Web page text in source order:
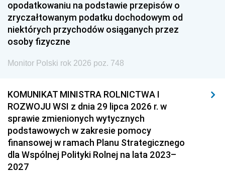
opodatkowaniu na podstawie przepisów o
zryczałtowanym podatku dochodowym od
niektórych przychodów osiąganych przez
osoby fizyczne
Monitor Polski rok 2026 poz. 748
KOMUNIKAT MINISTRA ROLNICTWA I
ROZWOJU WSI z dnia 29 lipca 2026 r. w
sprawie zmienionych wytycznych
podstawowych w zakresie pomocy
finansowej w ramach Planu Strategicznego
dla Wspólnej Polityki Rolnej na lata 2023–
2027